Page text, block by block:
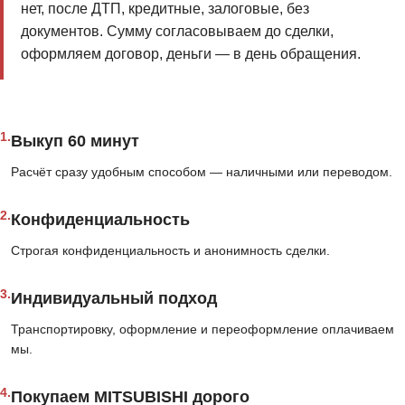
нет, после ДТП, кредитные, залоговые, без
документов. Сумму согласовываем до сделки,
оформляем договор, деньги — в день обращения.
1.Выкуп 60 минут
Расчёт сразу удобным способом — наличными или переводом.
2.Конфиденциальность
Строгая конфиденциальность и анонимность сделки.
3.Индивидуальный подход
Транспортировку, оформление и переоформление оплачиваем
мы.
4.Покупаем MITSUBISHI дорого